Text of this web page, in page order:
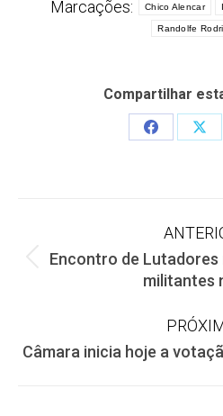
Marcações: Chico Alencar
Randolfe
Compartilhar
Share
Navegação
deEncontro de Lutadores
militantes
Câmara inicia hoje a